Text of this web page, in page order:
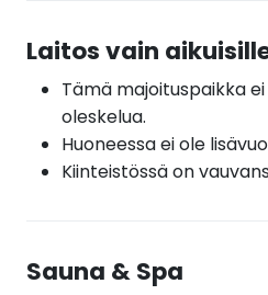
Laitos vain
Tämä majoituspaikka
oleskelua.
Huoneessa ei ole
Kiinteistössä on
Sauna & Spa